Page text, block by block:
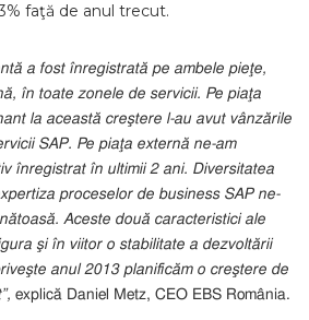
faţă de anul trecut.
a fost înregistrată pe ambele pieţe,
în toate zonele de servicii. Pe piaţa
la această creştere l-au avut vânzările
SAP. Pe piaţa externă ne-am
înregistrat în ultimii 2 ani. Diversitatea
proceselor de business SAP ne-
Aceste două caracteristici ale
şi în viitor o stabilitate a dezvoltării
anul 2013 planificăm o creştere de
explică Daniel Metz, CEO EBS România.